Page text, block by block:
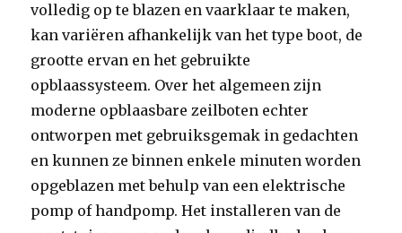
volledig op te blazen en vaarklaar te maken,
kan variëren afhankelijk van het type boot, de
grootte ervan en het gebruikte
opblaassysteem. Over het algemeen zijn
moderne opblaasbare zeilboten echter
ontworpen met gebruiksgemak in gedachten
en kunnen ze binnen enkele minuten worden
opgeblazen met behulp van een elektrische
pomp of handpomp. Het installeren van de